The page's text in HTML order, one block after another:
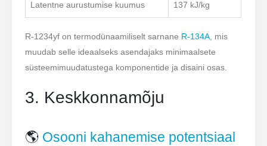
Latentne aurustumise kuumus 137 kJ/kg
R-1234yf on termodünaamiliselt sarnane R-134A , mis
muudab selle ideaalseks asendajaks minimaalsete
süsteemimuudatustega komponentide ja disaini osas.
3. Keskkonnamõju
🌎 Osooni kahanemise potentsiaal